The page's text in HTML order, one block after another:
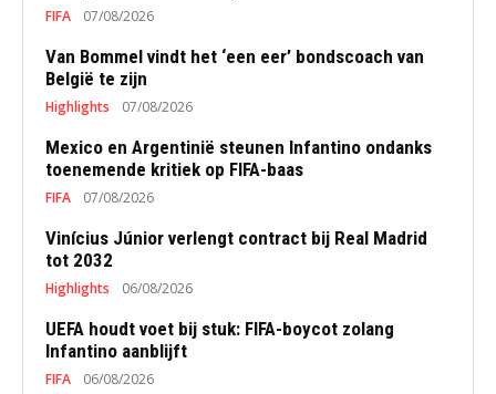
FIFA 07/08/2026
Van Bommel vindt het ‘een eer’ bondscoach van
België te zijn
Highlights 07/08/2026
Mexico en Argentinië steunen Infantino ondanks
toenemende kritiek op FIFA-baas
FIFA 07/08/2026
Vinícius Júnior verlengt contract bij Real Madrid
tot 2032
Highlights 06/08/2026
UEFA houdt voet bij stuk: FIFA-boycot zolang
Infantino aanblijft
FIFA 06/08/2026